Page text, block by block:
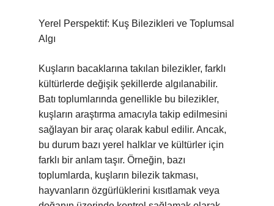
Yerel Perspektif: Kuş Bilezikleri ve Toplumsal
Algı
Kuşların bacaklarına takılan bilezikler, farklı
kültürlerde değişik şekillerde algılanabilir.
Batı toplumlarında genellikle bu bilezikler,
kuşların araştırma amacıyla takip edilmesini
sağlayan bir araç olarak kabul edilir. Ancak,
bu durum bazı yerel halklar ve kültürler için
farklı bir anlam taşır. Örneğin, bazı
toplumlarda, kuşların bilezik takması,
hayvanların özgürlüklerini kısıtlamak veya